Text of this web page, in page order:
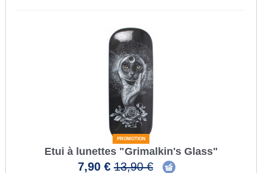
PROMOTION
Etui à lunettes "Grimalkin's Glass"
7,90 €13,90 €